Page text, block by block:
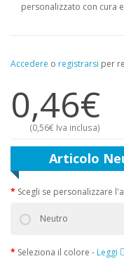
personalizzato con cura
Accedere o registrarsi per
0,46€
(0,56€ Iva inclusa)
Articolo
Scegli se personalizzare
Neutro
Seleziona il colore - Leggi